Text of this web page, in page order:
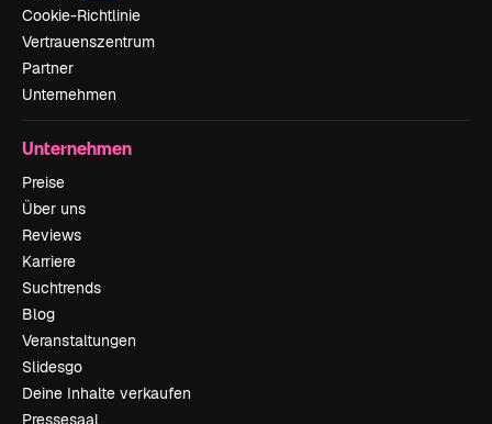
Cookie-Richtlinie
Vertrauenszentrum
Partner
Unternehmen
Unternehmen
Preise
Über uns
Reviews
Karriere
Suchtrends
Blog
Veranstaltungen
Slidesgo
Deine Inhalte verkaufen
Pressesaal